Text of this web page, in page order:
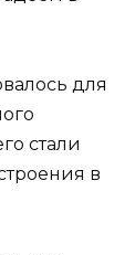
для
стали
в